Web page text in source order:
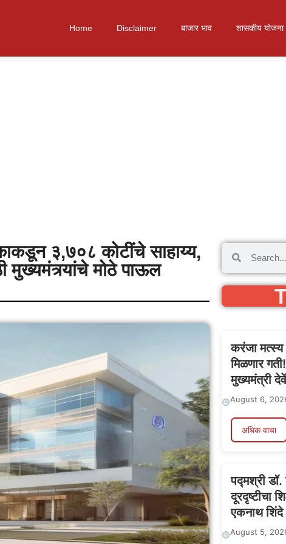
Home Disclaimer बाजार भाव शासकीय योजना
३,७०८ कोटींचे साहाय्य,
मुख्यमंत्र्यांचे मोठे पाऊल
करंजा मत्स्य
मिळणार
मुख्यमंत्री
August 6,
अधिक वाचा
पद्मश्री डॉ.
दूरदृष्टीचा
एकनाथ शिंदे
August 5,